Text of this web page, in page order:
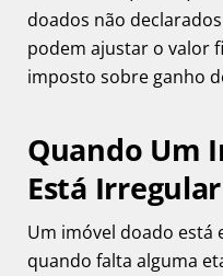
doados não
podem ajustar o valor
imposto sobre ganho
Quando Um
Está Irregular
Um imóvel doado está
quando falta alguma